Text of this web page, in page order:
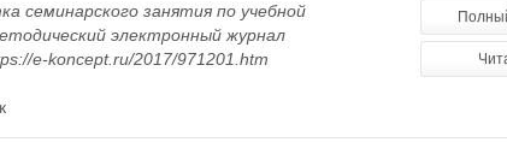
семинарского занятия по учебной
электронный журнал
e-koncept.ru/2017/971201.htm